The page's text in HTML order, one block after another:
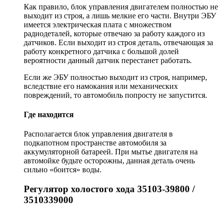
Как правило, блок управления двигателем полностью не
выходит из строя, а лишь мелкие его части. Внутри ЭБУ
имеется электрическая плата с множеством
радиодеталей, которые отвечаю за работу каждого из
датчиков. Если выходит из строя деталь, отвечающая за
работу конкретного датчика с большой долей
вероятности данный датчик перестанет работать.
Если же ЭБУ полностью выходит из строя, например,
вследствие его намокания или механических
повреждений, то автомобиль попросту не запустится.
Где находится
Располагается блок управления двигателя в
подкапотном пространстве автомобиля за
аккумуляторной батареей. При мытье двигателя на
автомойке будьте осторожны, данная деталь очень
сильно «боится» воды.
Регулятор холостого хода 35103-39800 /
3510339000